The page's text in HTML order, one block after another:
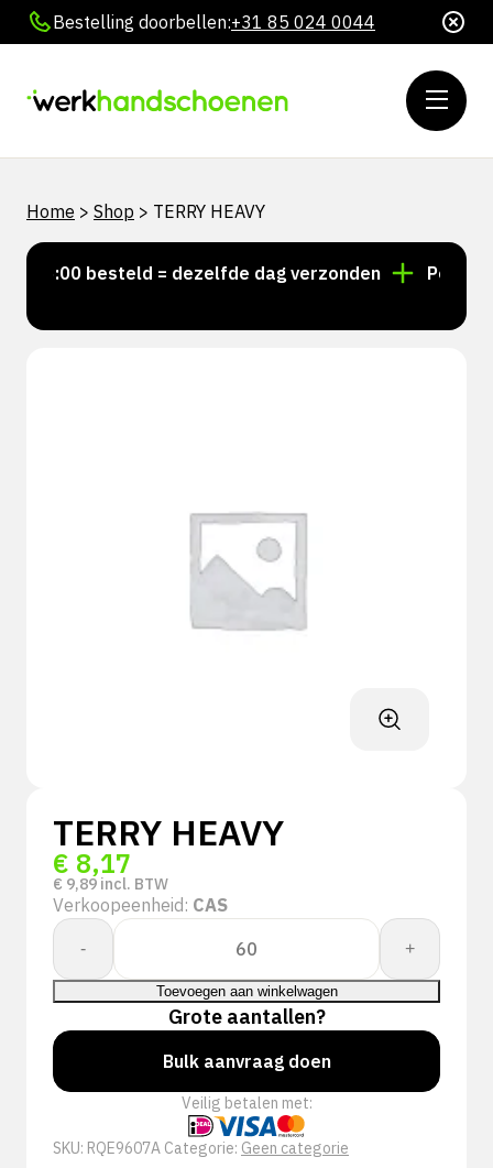
Bestelling doorbellen:+31 85 024 0044
Home > Shop > TERRY HEAVY
15:00 besteld = dezelfde dag verzonden
TERRY HEAVY
€ 8,17
€ 9,89 incl. BTW
Verkoopeenheid: CAS
-
TERRY
HEAVY
aantal
+
Toevoegen aan winkelwagen
Grote aantallen?
Bulk aanvraag doen
Veilig betalen met:
SKU: RQE9607A Categorie: Geen categorie